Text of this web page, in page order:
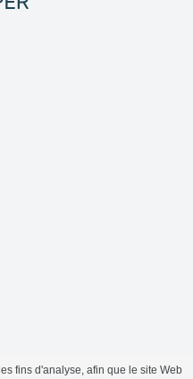
fins d'analyse, afin que le site Web